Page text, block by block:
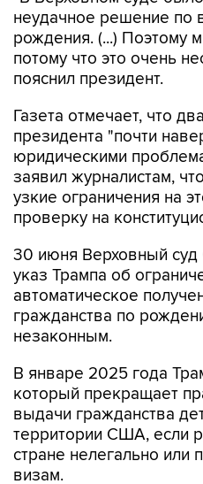
неудачное решение по
рождения. (...) Поэтому
потому что это очень
пояснил президент.
Газета отмечает, что
президента "почти
юридическими
заявил журналистам,
узкие ограничения на
проверку на
30 июня Верховный
указ Трампа об
автоматическое
гражданства по
незаконным.
В январе 2025 года
который прекращает
выдачи гражданства
территории США, если
стране нелегально или
визам.